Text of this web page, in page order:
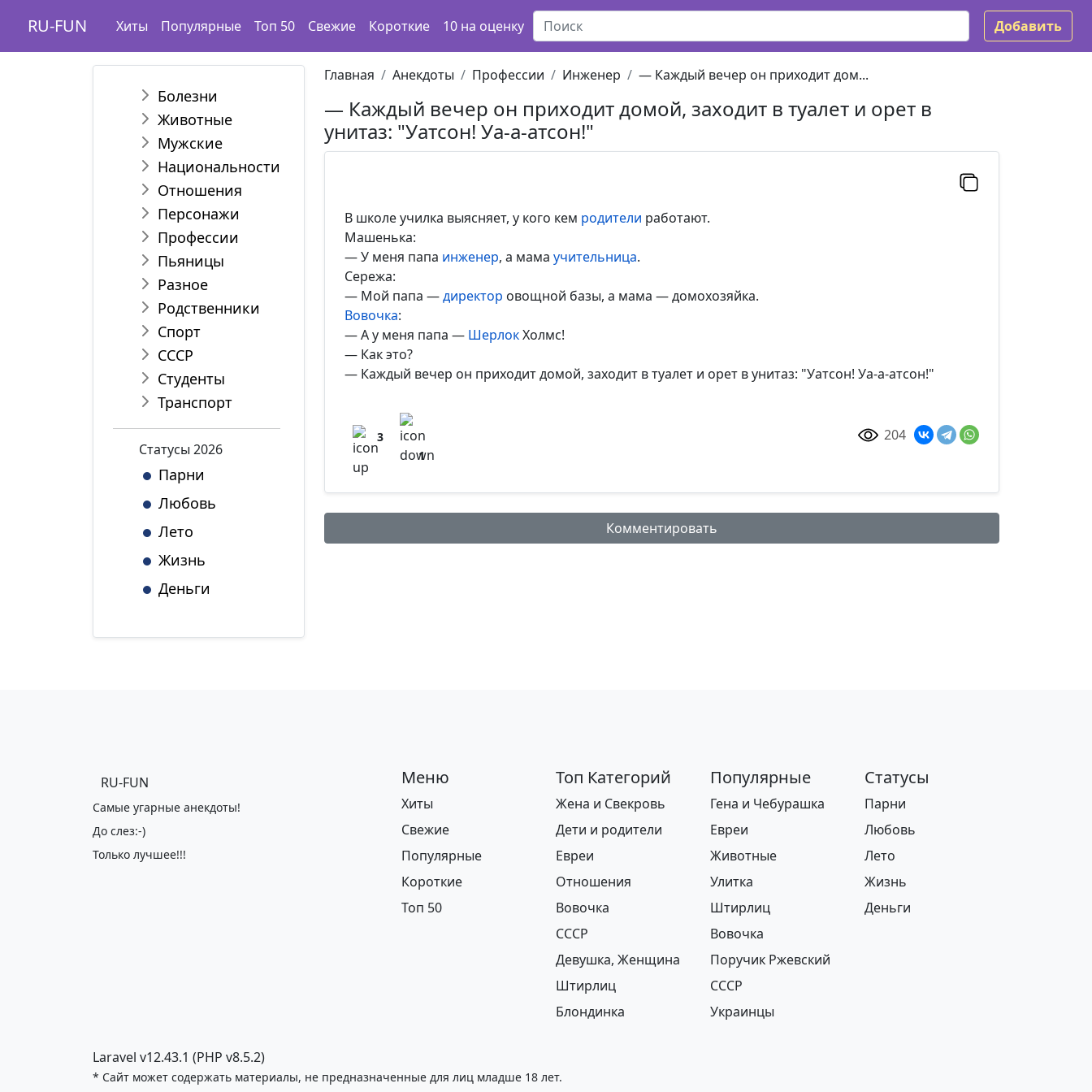
RU-FUN Хиты Популярные Топ 50 Свежие Короткие 10 на оценку Добавить
Болезни
Животные
Мужские
Национальности
Отношения
Персонажи
Профессии
Пьяницы
Разное
Родственники
Спорт
СССР
Студенты
Транспорт
Статуcы 2026
Парни
Любовь
Лето
Жизнь
Деньги
Главная Анекдоты Профессии Инженер — Каждый вечер он приходит дом...
— Каждый вечер он приходит домой, заходит в туалет и орет в
унитаз: "Уатсон! Уа-а-атсон!"
В школе училка выясняет, у кого кем родители работают.
Машенька:
— У меня папа инженер, а мама учительница.
Сережа:
— Мой папа —директор овощной базы, а мама — домохозяйка.
Вовочка:
— А у меня папа — ШерлокХолмс!
— Как это?
— Каждый вечер он приходит домой, заходит в туалет и орет в унитаз: "Уатсон! Уа-а-атсон!"
3
1
204
Комментировать
Добавить
RU-FUN
Самые угарные анекдоты!
До слез:-)
Только лучшее!!!
Меню
Хиты
Свежие
Популярные
Короткие
Топ 50
Топ Категорий
Жена и Свекровь
Дети и родители
Евреи
Отношения
Вовочка
СССР
Девушка, Женщина
Штирлиц
Блондинка
Популярные
Гена и Чебурашка
Евреи
Животные
Улитка
Штирлиц
Вовочка
Поручик Ржевский
СССР
Украинцы
Статусы
Парни
Любовь
Лето
Жизнь
Деньги
Laravel v12.43.1 (PHP v8.5.2)
* Сайт может содержать материалы, не предназначенные для лиц младше 18 лет.